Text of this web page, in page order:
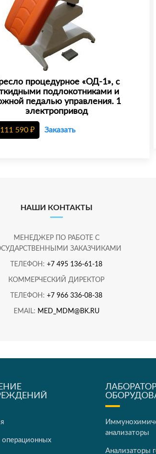
процедурное «ОД-1», с
подлокотниками и
педалью управления. 1
электропривод
111 590 ₽ Заказать
НАШИ КОНТАКТЫ
МЕНЕДЖЕР ПО РАБОТЕ С
ЗАКАЗЧИКАМИ
ТЕЛЕФОН:+7 495 136-61-18
КОММЕРЧЕСКИЙ ДИРЕКТОР
ТЕЛЕФОН:+7 966 336-08-38
EMAIL: MED_MDM@BK.RU
анализаторы
Анализаторы